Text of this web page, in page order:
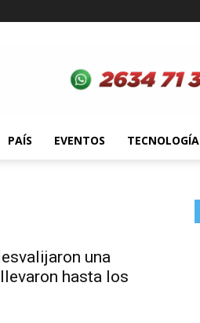
PAÍS EVENTOS TECNOLOGÍA
una
hasta los